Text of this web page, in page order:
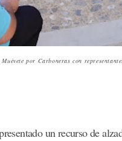
por Carboneras con
un recurso de